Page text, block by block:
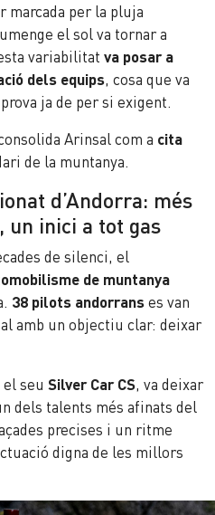
marcada per la pluja
el sol va tornar a
variabilitat va posar a
dels equips, cosa que va
ja de per si exigent.
Arinsal com a cita
de la muntanya.
d’Andorra: més
un inici a tot gas
de silenci, el
de muntanya
38 pilots andorranses van
amb un objectiu clar: deixar
el seu Silver Car CS, va deixar
dels talents més afinats del
precises i un ritme
digna de les millors